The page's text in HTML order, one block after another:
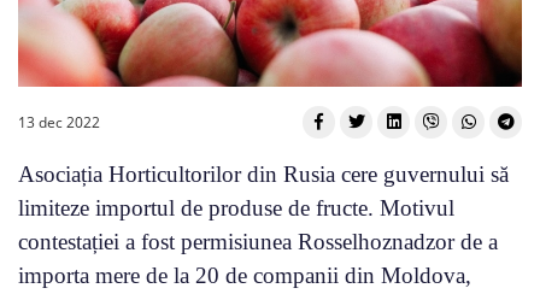
13 dec 2022
Asociația Horticultorilor din Rusia cere guvernului să
limiteze importul de produse de fructe. Motivul
contestației a fost permisiunea Rosselhoznadzor de a
importa mere de la 20 de companii din Moldova,